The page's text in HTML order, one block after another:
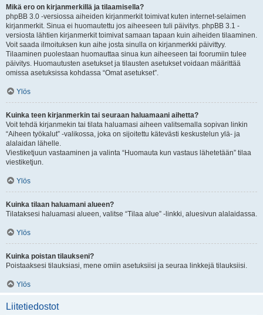
Mikä ero on kirjanmerkillä ja tilaamisella?
phpBB 3.0 -versiossa aiheiden kirjanmerkit toimivat kuten internet-selaimen
kirjanmerkit. Sinua ei huomautettu jos aiheeseen tuli päivitys. phpBB 3.1 -
versiosta lähtien kirjanmerkit toimivat samaan tapaan kuin aiheiden tilaaminen.
Voit saada ilmoituksen kun aihe josta sinulla on kirjanmerkki päivittyy.
Tilaaminen puolestaan huomauttaa sinua kun aiheeseen tai foorumiin tulee
päivitys. Huomautusten asetukset ja tilausten asetukset voidaan määrittää
omissa asetuksissa kohdassa “Omat asetukset”.
Ylös
Kuinka teen kirjanmerkin tai seuraan haluamaani aihetta?
Voit tehdä kirjanmekin tai tilata haluamasi aiheen valitsemalla sopivan linkin
“Aiheen työkalut” -valikossa, joka on sijoitettu kätevästi keskustelun ylä- ja
alalaidan lähelle.
Viestiketjuun vastaaminen ja valinta “Huomauta kun vastaus lähetetään” tilaa
viestiketjun.
Ylös
Kuinka tilaan haluamani alueen?
Tilataksesi haluamasi alueen, valitse “Tilaa alue” -linkki, aluesivun alalaidassa.
Ylös
Kuinka poistan tilaukseni?
Poistaaksesi tilauksiasi, mene omiin asetuksiisi ja seuraa linkkejä tilauksiisi.
Ylös
Liitetiedostot